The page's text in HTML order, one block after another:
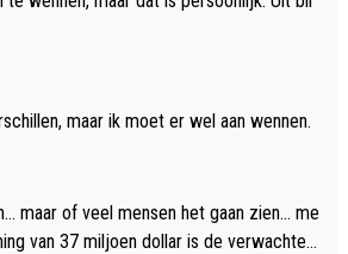
maar ik moet er wel aan wennen.
maar of veel mensen het gaan zien... me
van 37 miljoen dollar is de verwachte